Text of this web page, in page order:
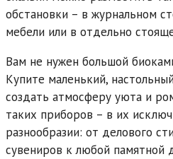
обстановки – в журнальном
мебели или в отдельно
Вам не нужен большой
Купите маленький,
создать атмосферу уюта и
таких приборов – в их
разнообразии: от делового
сувениров к любой памятной